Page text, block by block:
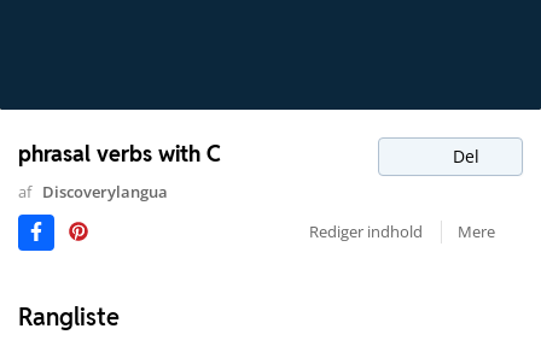
phrasal verbs with C Del
af Discoverylangua
Rediger indhold
Mere
Rangliste